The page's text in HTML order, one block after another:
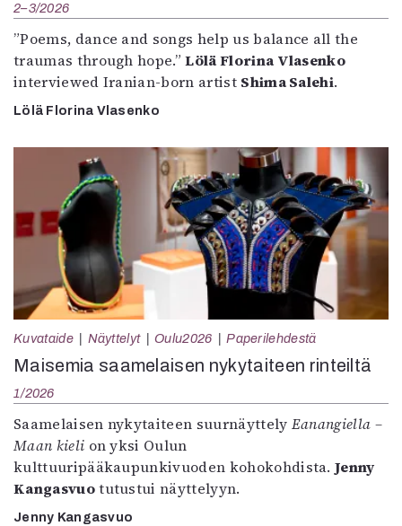
2–3/2026
”Poems, dance and songs help us balance all the
traumas through hope.”Lölä Florina Vlasenko
interviewed Iranian-born artist Shima Salehi.
Lölä Florina Vlasenko
Kuvataide Näyttelyt Oulu2026 Paperilehdestä
Maisemia saamelaisen nykytaiteen rinteiltä
1/2026
Saamelaisen nykytaiteen suurnäyttely Eanangiella –
Maan kieli on yksi Oulun
kulttuuripääkaupunkivuoden kohokohdista.Jenny
Kangasvuotutustui näyttelyyn.
Jenny Kangasvuo